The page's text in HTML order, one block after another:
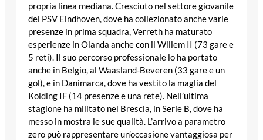
propria linea mediana. Cresciuto nel settore giovanile
del PSV Eindhoven, dove ha collezionato anche varie
presenze in prima squadra, Verreth ha maturato
esperienze in Olanda anche con il Willem II (73 gare e
5 reti). Il suo percorso professionale lo ha portato
anche in Belgio, al Waasland-Beveren (33 gare e un
gol), e in Danimarca, dove ha vestito la maglia del
Kolding IF (14 presenze e una rete). Nell’ultima
stagione ha militato nel Brescia, in Serie B, dove ha
messo in mostra le sue qualità. L’arrivo a parametro
zero può rappresentare un’occasione vantaggiosa per